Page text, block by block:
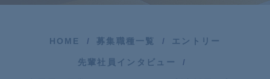
HOME 募集職種一覧 エントリー
先輩社員インタビュー